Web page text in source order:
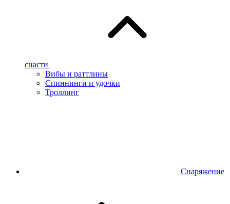
снасти
Вибы и раттлины
Спиннинги и удочки
Троллинг
Снаряжение